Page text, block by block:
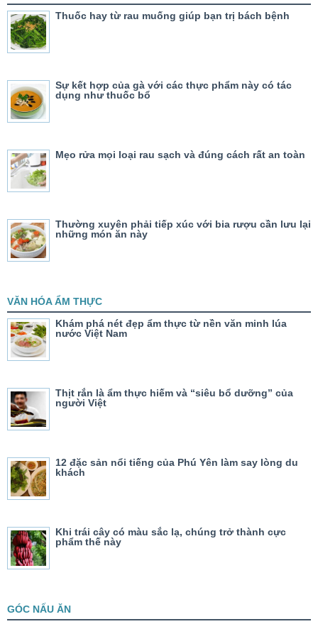
Thuốc hay từ rau muống giúp bạn trị bách bệnh
Sự kết hợp của gà với các thực phẩm này có tác
dụng như thuốc bổ
Mẹo rửa mọi loại rau sạch và đúng cách rất an toàn
Thường xuyên phải tiếp xúc với bia rượu cần lưu lại
những món ăn này
VĂN HÓA ẨM THỰC
Khám phá nét đẹp ẩm thực từ nền văn minh lúa
nước Việt Nam
Thịt rắn là ẩm thực hiếm và “siêu bổ dưỡng” của
người Việt
12 đặc sản nổi tiếng của Phú Yên làm say lòng du
khách
Khi trái cây có màu sắc lạ, chúng trở thành cực
phẩm thế này
GÓC NẤU ĂN